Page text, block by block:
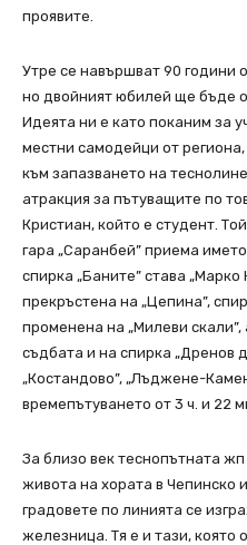
проявите.
Утре се навършват 90 години
но двойният юбилей ще бъде
Идеята ни е като поканим за
местни самодейци от
към запазването на
атракция за пътуващите по
Кристиан, който е студент.
гара „Саранбей” приема
спирка „Баните” става „Марко
прекръстена на „Цепина”,
променена на „Милеви скали”,
съдбата и на спирка „Дренов
„Костандово”, „Лъджене-
времепътуването от 3 ч. и 22
За близо век теснопътната
живота на хората в Чепинско
градовете по линията се
железница. Тя е и тази, която